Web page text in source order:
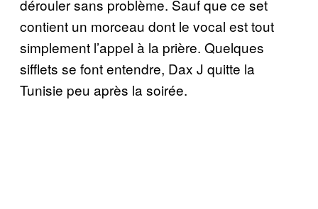
dérouler sans problème. Sauf que ce set
contient un morceau dont le vocal est tout
simplement l’appel à la prière. Quelques
sifflets se font entendre, Dax J quitte la
Tunisie peu après la soirée.